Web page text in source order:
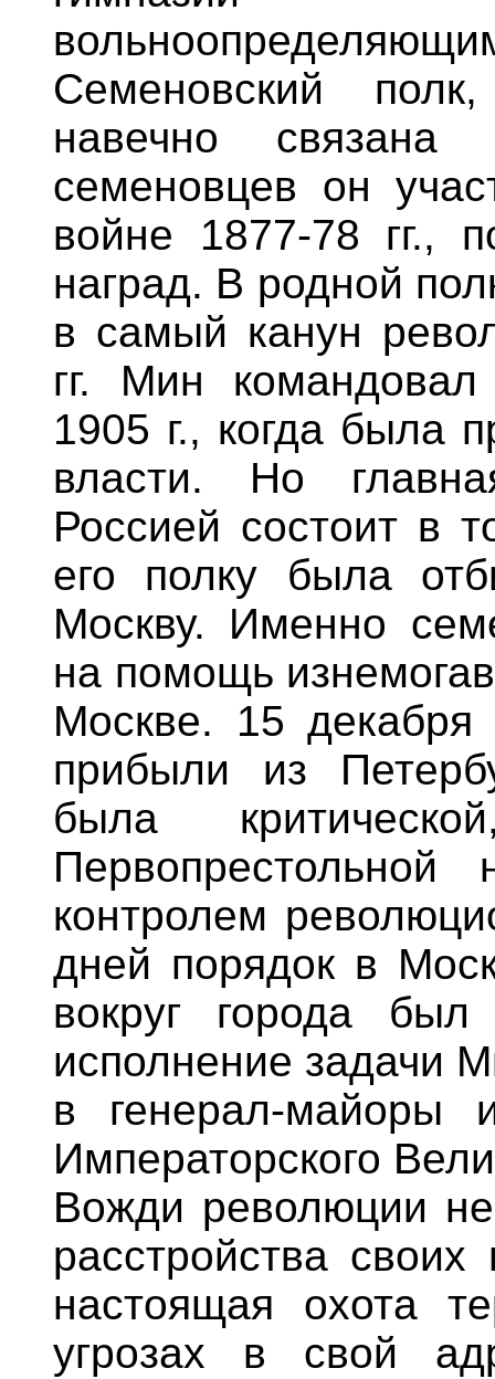
Семеновский
навечно
семеновцев он
войне 1877-78 гг.,
наград. В родной
в самый канун
гг. Мин
1905 г., когда была
власти. Но
Россией состоит в
его полку была
Москву. Именно
на помощь
Москве. 15 декабря
прибыли из
была
контролем
дней порядок в
вокруг города
исполнение задачи
в генерал-майоры
Императорского
Вожди революции не
расстройства
настоящая охота
угрозах в свой